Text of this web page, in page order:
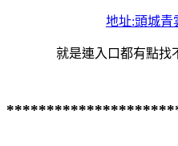
地址:頭城青
就是連入口都有點找